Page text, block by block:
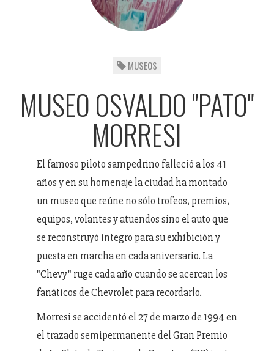
MUSEOS
MUSEO OSVALDO "PATO"
MORRESI
El famoso piloto sampedrino falleció a los 41
años y en su homenaje la ciudad ha montado
un museo que reúne no sólo trofeos, premios,
equipos, volantes y atuendos sino el auto que
se reconstruyó íntegro para su exhibición y
puesta en marcha en cada aniversario. La
"Chevy" ruge cada año cuando se acercan los
fanáticos de Chevrolet para recordarlo.
Morresi se accidentó el 27 de marzo de 1994 en
el trazado semipermanente del Gran Premio